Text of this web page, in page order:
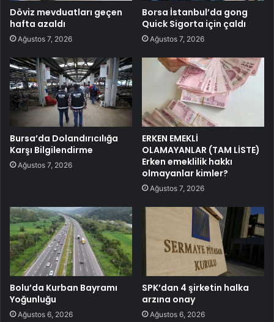
Döviz mevduatları geçen
hafta azaldı
Ağustos 7, 2026
Borsa İstanbul’da gong
Quick Sigorta için çaldı
Ağustos 7, 2026
Bursa’da Dolandırıcılığa
Karşı Bilgilendirme
Ağustos 7, 2026
ERKEN EMEKLİ
OLAMAYANLAR (TAM LİSTE)
Erken emeklilik hakkı
olmayanlar kimler?
Ağustos 7, 2026
Bolu’da Kurban Bayramı
Yoğunluğu
Ağustos 6, 2026
SPK’dan 4 şirketin halka
arzına onay
Ağustos 6, 2026